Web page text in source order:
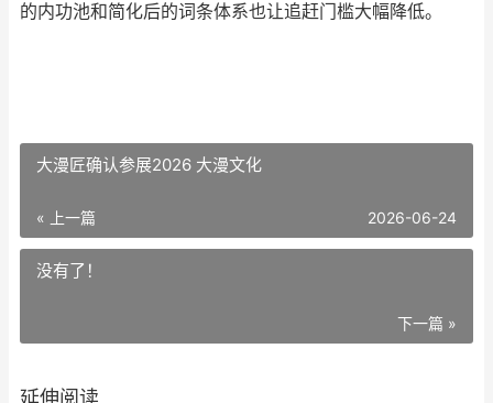
的内功池和简化后的词条体系也让追赶门槛大幅降低。
大漫匠确认参展2026 大漫文化
« 上一篇 2026-06-24
没有了！
下一篇 »
延伸阅读